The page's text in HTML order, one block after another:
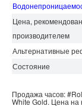
Цена,
производителем
Альтернативные
Состояние
Продажа часов:
White Gold. Цена на